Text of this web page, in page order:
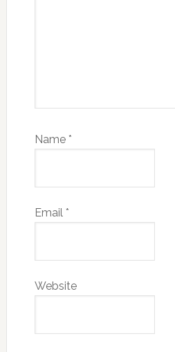
Name *
Email *
Website